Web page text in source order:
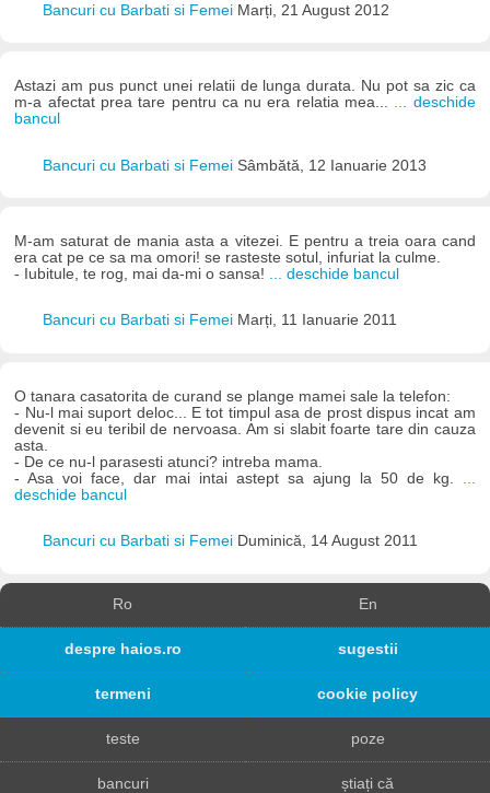
Bancuri cu Barbati si Femei Marți, 21 August 2012
Astazi am pus punct unei relatii de lunga durata. Nu pot sa zic ca
m-a afectat prea tare pentru ca nu era relatia mea... ... deschide
bancul
Bancuri cu Barbati si Femei Sâmbătă, 12 Ianuarie 2013
M-am saturat de mania asta a vitezei. E pentru a treia oara cand
era cat pe ce sa ma omori! se rasteste sotul, infuriat la culme.
- Iubitule, te rog, mai da-mi o sansa! ... deschide bancul
Bancuri cu Barbati si Femei Marți, 11 Ianuarie 2011
O tanara casatorita de curand se plange mamei sale la telefon:
- Nu-l mai suport deloc... E tot timpul asa de prost dispus incat am
devenit si eu teribil de nervoasa. Am si slabit foarte tare din cauza
asta.
- De ce nu-l parasesti atunci? intreba mama.
- Asa voi face, dar mai intai astept sa ajung la 50 de kg.
deschide bancul
Bancuri cu Barbati si Femei Duminică, 14 August 2011
Ro En
despre haios.ro sugestii
termeni cookie policy
teste poze
bancuri știați că